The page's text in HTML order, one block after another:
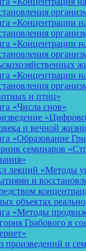
«Концентрации
«Концентрации
«Концентрации
и птиц»
«Числа снов»
и вечной
«Образование
семинаров
лекций «Методы
и
объектах
«Методы
Грабового в
произведений и